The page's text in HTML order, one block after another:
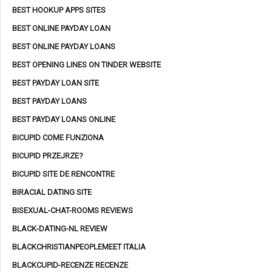
BEST HOOKUP APPS SITES
BEST ONLINE PAYDAY LOAN
BEST ONLINE PAYDAY LOANS
BEST OPENING LINES ON TINDER WEBSITE
BEST PAYDAY LOAN SITE
BEST PAYDAY LOANS
BEST PAYDAY LOANS ONLINE
BICUPID COME FUNZIONA
BICUPID PRZEJRZE?
BICUPID SITE DE RENCONTRE
BIRACIAL DATING SITE
BISEXUAL-CHAT-ROOMS REVIEWS
BLACK-DATING-NL REVIEW
BLACKCHRISTIANPEOPLEMEET ITALIA
BLACKCUPID-RECENZE RECENZE